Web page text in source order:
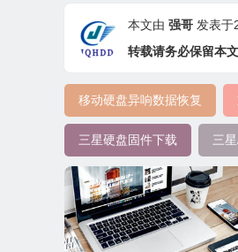
本文由 强哥 发表于
转载请务必保留本
移动硬盘异响数据恢复
三星硬盘固件下载 三